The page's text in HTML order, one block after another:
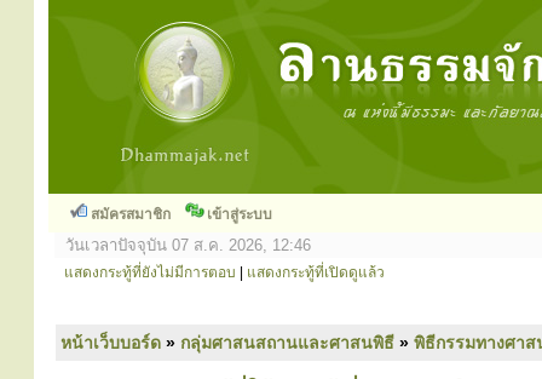
สมัครสมาชิก เข้าสู่ระบบ
วันเวลาปัจจุบัน 07 ส.ค. 2026, 12:46
แสดงกระทู้ที่ยังไม่มีการตอบ แสดงกระทู้ที่เปิดดูแล้ว
หน้าเว็บบอร์ด » กลุ่มศาสนสถานและศาสนพิธี » พิธีกรรมทางศา